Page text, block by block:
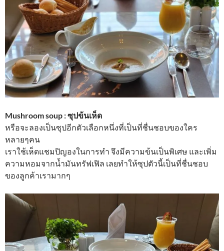
Mushroom soup : ซุปข้นเห็ด
หรือจะลองเป็นซุปอีกตัวเลือกหนึ่งที่เป็นที่ชื่นชอบของใคร
หลายๆคน
เราใช้เห็ดแชมปิญองในการทำ จึงมีความข้นเป็นพิเศษ และเพิ่ม
ความหอมจากน้ำมันทรัฟเฟิล เลยทำให้ซุปตัวนี้เป็นที่ชื่นชอบ
ของลูกค้าเรามากๆ